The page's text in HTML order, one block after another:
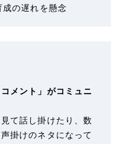
の遅れを懸念
メント」がコミュニ
て話し掛けたり、数
掛けのネタになって